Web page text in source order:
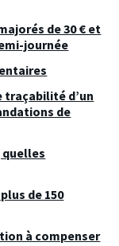
de 30 € et
journée
traçabilité d’un
de
de 150
à compenser